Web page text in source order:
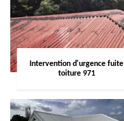
Intervention d'urgence fuite
toiture 971